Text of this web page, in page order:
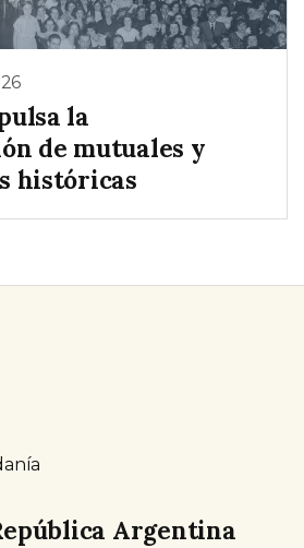
la
de mutuales y
históricas
Argentina